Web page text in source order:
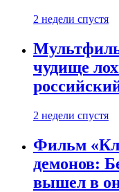
2 недели спустя
чудище
2 недели спустя
Фильм
демонов:
вышел в